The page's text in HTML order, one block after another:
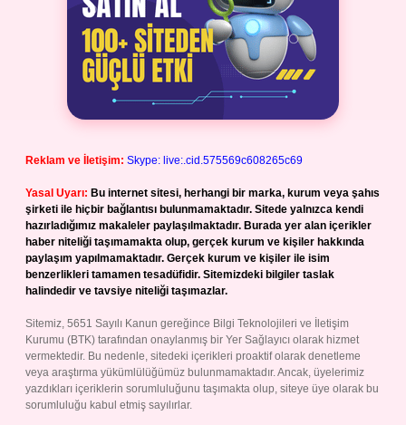
Reklam ve İletişim: Skype: live:.cid.575569c608265c69
Yasal Uyarı: Bu internet sitesi, herhangi bir marka, kurum veya şahıs
şirketi ile hiçbir bağlantısı bulunmamaktadır. Sitede yalnızca kendi
hazırladığımız makaleler paylaşılmaktadır. Burada yer alan içerikler
haber niteliği taşımamakta olup, gerçek kurum ve kişiler hakkında
paylaşım yapılmamaktadır. Gerçek kurum ve kişiler ile isim
benzerlikleri tamamen tesadüfidir. Sitemizdeki bilgiler taslak
halindedir ve tavsiye niteliği taşımazlar.
Sitemiz, 5651 Sayılı Kanun gereğince Bilgi Teknolojileri ve İletişim
Kurumu (BTK) tarafından onaylanmış bir Yer Sağlayıcı olarak hizmet
vermektedir. Bu nedenle, sitedeki içerikleri proaktif olarak denetleme
veya araştırma yükümlülüğümüz bulunmamaktadır. Ancak, üyelerimiz
yazdıkları içeriklerin sorumluluğunu taşımakta olup, siteye üye olarak bu
sorumluluğu kabul etmiş sayılırlar.